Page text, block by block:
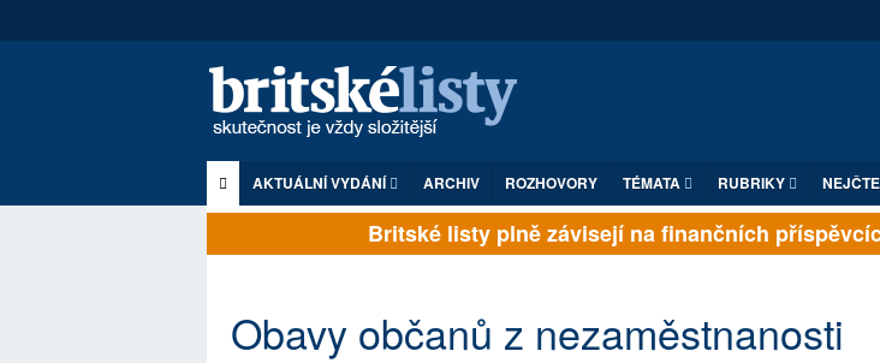
AKTUÁLNÍ VYDÁNÍ ARCHIV ROZHOVORY TÉMATA RUBRIKY
Britské listy plně závisejí na finančních
Obavy občanů z nezaměstnanosti